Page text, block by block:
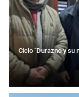
Ciclo "Durazno y su